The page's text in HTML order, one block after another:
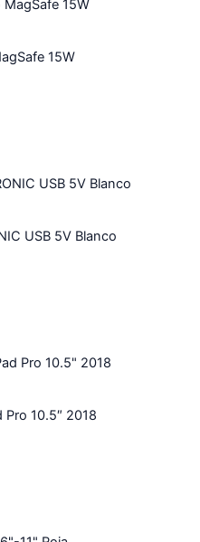
15W
USB 5V Blanco
Pro 10.5″ 2018